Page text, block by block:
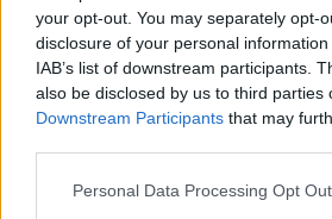
your opt-out. You may separately opt-
disclosure of your personal
IAB’s list of downstream participants.
also be disclosed by us to third parties
Downstream Participants that may
Personal Data Processing Opt
R.I.P.
ΔΙΑΒΆΣΤΕ ΠΕΡΙΣΣΌΤΕΡΑ